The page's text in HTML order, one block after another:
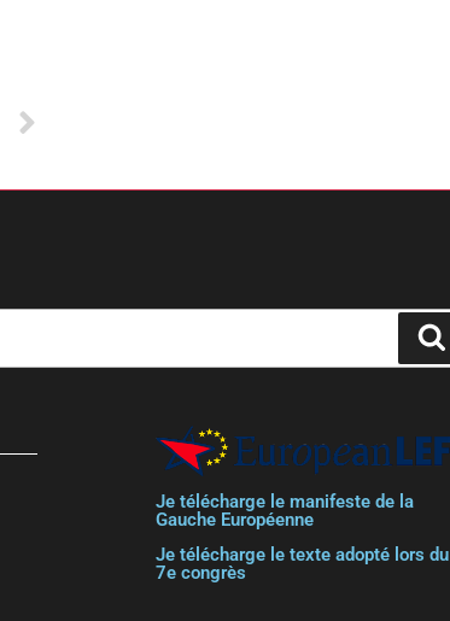
Je télécharge le manifeste de la
Gauche Européenne
Je télécharge le texte adopté lors du
7e congrès